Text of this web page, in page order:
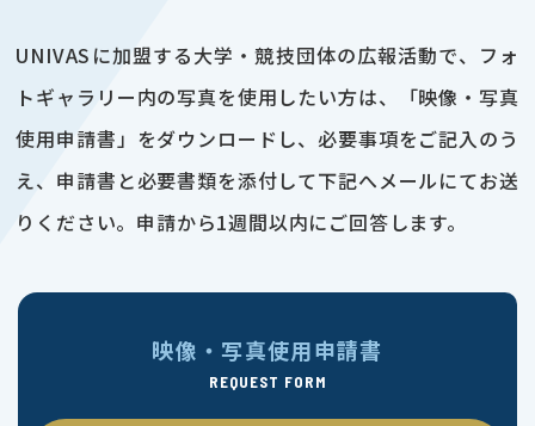
UNIVASに加盟する大学・競技団体の広報活動で、フォ
トギャラリー内の写真を使用したい方は、「映像・写真
使用申請書」をダウンロードし、必要事項をご記入のう
え、申請書と必要書類を添付して下記へメールにてお送
りください。申請から1週間以内にご回答します。
映像・写真使用申請書
REQUEST FORM